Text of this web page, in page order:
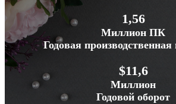
1,56
Миллион ПК
Годовая
$11,6
Миллион
Годовой оборот